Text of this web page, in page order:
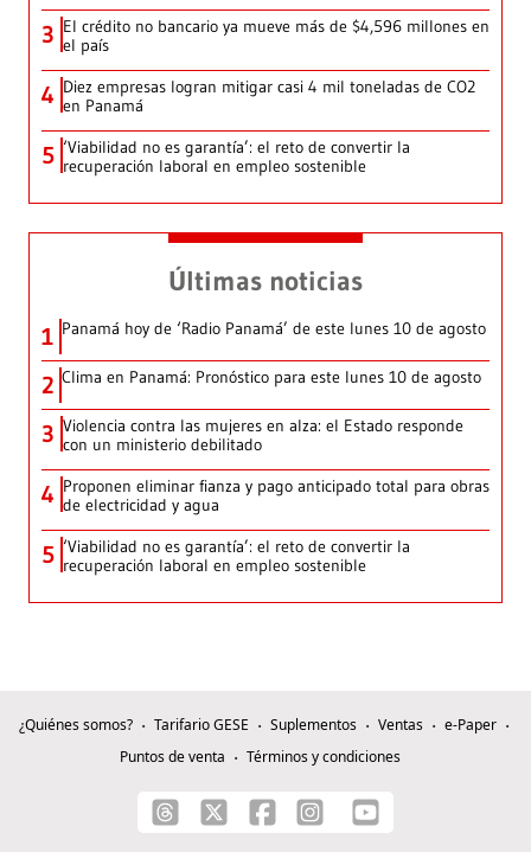
3 El crédito no bancario ya mueve más de $4,596 millones en
el país
4 Diez empresas logran mitigar casi 4 mil toneladas de CO2
en Panamá
5 ‘Viabilidad no es garantía’: el reto de convertir la
recuperación laboral en empleo sostenible
Últimas noticias
1 Panamá hoy de ‘Radio Panamá’ de este lunes 10 de agosto
2 Clima en Panamá: Pronóstico para este lunes 10 de agosto
3 Violencia contra las mujeres en alza: el Estado responde
con un ministerio debilitado
4 Proponen eliminar fianza y pago anticipado total para obras
de electricidad y agua
5 ‘Viabilidad no es garantía’: el reto de convertir la
recuperación laboral en empleo sostenible
¿Quiénes somos? Tarifario GESE Suplementos Ventas
e-Paper
Puntos de venta
Términos y condiciones